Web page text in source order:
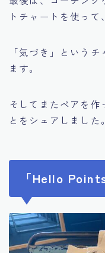
トチャートを使って
「気づき」という
ます。
そしてまたペアを
とをシェアしました。
「Hello